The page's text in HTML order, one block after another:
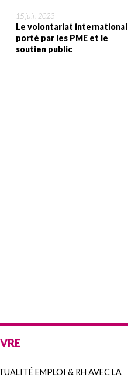
15 juin 2023
Le volontariat international
porté par les PME et le
soutien public
EMPLOI & RH AVEC LA